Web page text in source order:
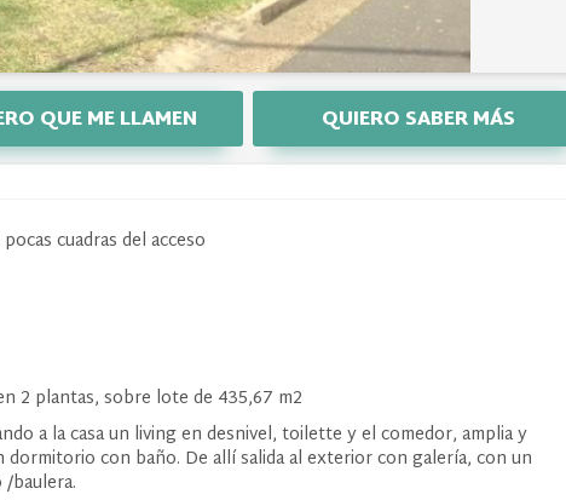
QUE ME LLAMEN QUIERO SABER MÁS
cuadras del acceso
2 plantas, sobre lote de 435,67 m2
a la casa un living en desnivel, toilette y el comedor, amplia y
con baño. De allí salida al exterior con galería, con un
baulera.